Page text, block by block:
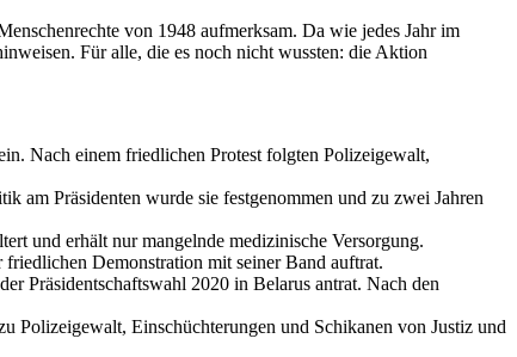
von 1948 aufmerksam. Da wie jedes Jahr im
Für alle, die es noch nicht wussten: die Aktion
Nach einem friedlichen Protest folgten Polizeigewalt,
am Präsidenten wurde sie festgenommen und zu zwei Jahren
und erhält nur mangelnde medizinische Versorgung.
Demonstration mit seiner Band auftrat.
Präsidentschaftswahl 2020 in Belarus antrat. Nach den
Polizeigewalt, Einschüchterungen und Schikanen von Justiz und